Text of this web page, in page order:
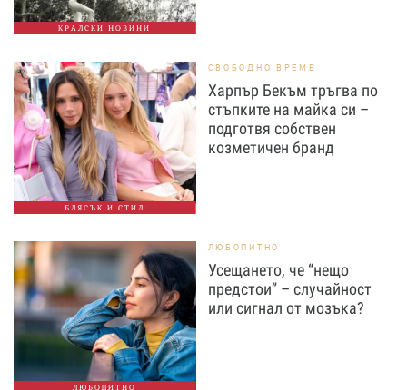
КРАЛСКИ НОВИНИ
БЛЯСЪК И СТИЛ
СВОБОДНО ВРЕМЕ
Харпър Бекъм тръгва по
стъпките на майка си –
подготвя собствен
козметичен бранд
ЛЮБОПИТНО
ЛЮБОПИТНО
Усещането, че “нещо
предстои” – случайност
или сигнал от мозъка?